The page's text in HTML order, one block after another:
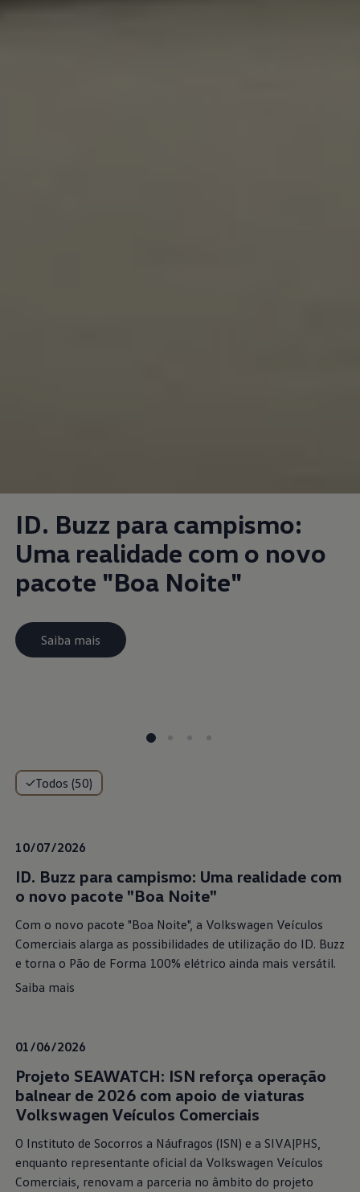
ID. Buzz para campismo:
Uma realidade com o novo
pacote "Boa Noite"
Saiba mais
Todos (50)
10/07/2026
ID. Buzz para campismo: Uma realidade com
o novo pacote "Boa Noite"
Com o novo pacote "Boa Noite", a Volkswagen Veículos
Comerciais alarga as possibilidades de utilização do ID. Buzz
e torna o Pão de Forma 100% elétrico ainda mais versátil.
Saiba mais
01/06/2026
Projeto SEAWATCH: ISN reforça operação
balnear de 2026 com apoio de viaturas
Volkswagen Veículos Comerciais
O Instituto de Socorros a Náufragos (ISN) e a SIVA|PHS,
enquanto representante oficial da Volkswagen Veículos
Comerciais, renovam a parceria no âmbito do projeto